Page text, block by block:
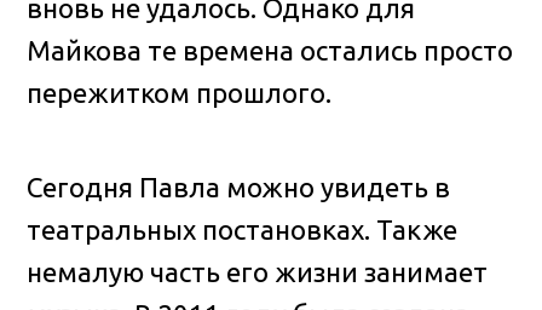
вновь не удалось. Однако для
Майкова те времена остались просто
пережитком прошлого.
Сегодня Павла можно увидеть в
театральных постановках. Также
немалую часть его жизни занимает